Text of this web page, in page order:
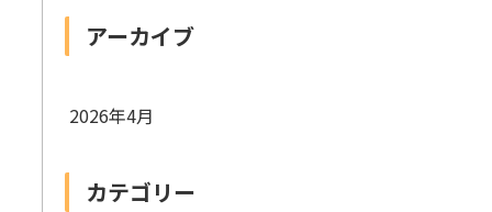
アーカイブ
2026年4月
カテゴリー